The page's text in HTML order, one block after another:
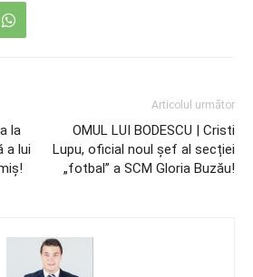
la
a lui
Articolul următor
OMUL LUI BODESCU | Cristi
Lupu, oficial noul șef al secției
„fotbal” a SCM Gloria Buzău!